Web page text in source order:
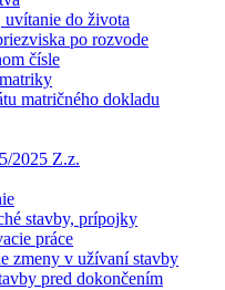
uvítanie do života
po rozvode
čísle
matričného dokladu
2025 Z.z.
stavby, prípojky
práce
zmeny v užívaní stavby
pred dokončením